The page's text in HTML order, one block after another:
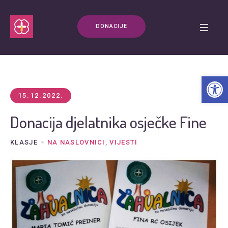
DONACIJE
15.12.2022.
Donacija djelatnika osječke Fine
KLASJE NA NASLOVNICI ,VIJESTI